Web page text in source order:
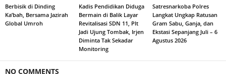
Berbisik di Dinding
Ka’bah, Bersama Jazirah
Global Umroh
Kadis Pendidikan Diduga
Bermain di Balik Layar
Revitalisasi SDN 11, Plt
Jadi Ujung Tombak, Irjen
Diminta Tak Sekadar
Monitoring
Satresnarkoba Polres
Langkat Ungkap Ratusan
Gram Sabu, Ganja, dan
Ekstasi Sepanjang Juli – 6
Agustus 2026
NO COMMENTS